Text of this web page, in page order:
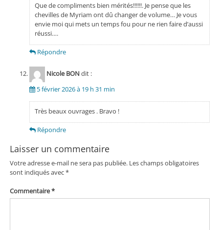
Que de compliments bien mérités!!!!!!. Je pense que les
chevilles de Myriam ont dû changer de volume… Je vous
envie moi qui mets un temps fou pour ne rien faire d’aussi
réussi….
Répondre
Nicole BON dit :
5 février 2026 à 19 h 31 min
Très beaux ouvrages . Bravo !
Répondre
Laisser un commentaire
Votre adresse e-mail ne sera pas publiée. Les champs obligatoires
sont indiqués avec*
Commentaire*